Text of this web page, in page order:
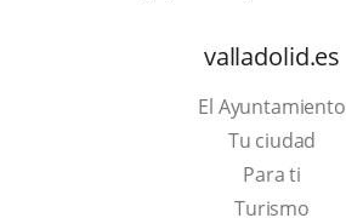
valladolid.es
El Ayuntamiento
Tu ciudad
Para ti
TurismoEste